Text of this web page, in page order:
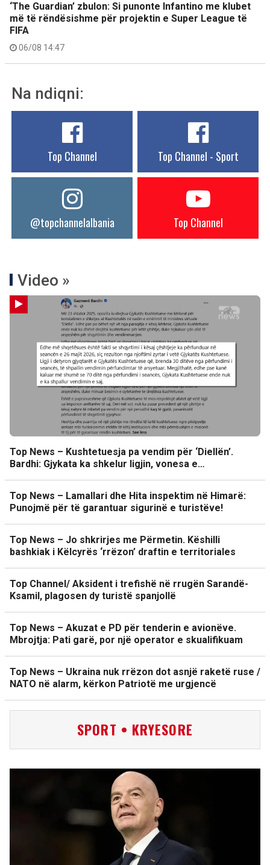
‘The Guardian’ zbulon: Si punonte Infantino me klubet
më të rëndësishme për projektin e Super League të
FIFA
06/08 14:47
Na ndiqni:
Top Channel Top Channel - Sport
@topchannelalbania Top Channel
Video »
Top News – Kushtetuesja pa vendim për ‘Diellën’.
Bardhi: Gjykata ka shkelur ligjin, vonesa e…
Top News – Lamallari dhe Hita inspektim në Himarë:
Punojmë për të garantuar sigurinë e turistëve!
Top News – Jo shkrirjes me Përmetin. Këshilli
bashkiak i Këlcyrës ‘rrëzon’ draftin e territoriales
Top Channel/ Aksident i trefishë në rrugën Sarandë-
Ksamil, plagosen dy turistë spanjollë
Top News – Akuzat e PD për tenderin e avionëve.
Mbrojtja: Pati garë, por një operator e skualifikuam
Top News – Ukraina nuk rrëzon dot asnjë raketë ruse /
NATO në alarm, kërkon Patriotë me urgjencë
SPORT • KRYESORE